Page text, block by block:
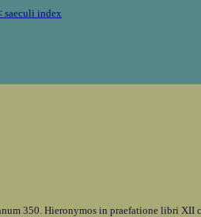
saeculi index
350. Hieronymos in praefatione libri XII